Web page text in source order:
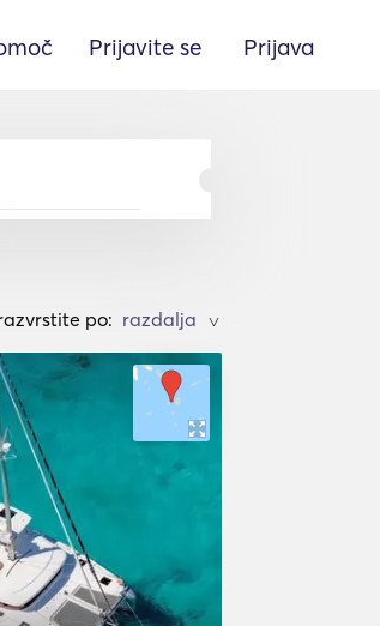
Prijavite se Prijava
po: >